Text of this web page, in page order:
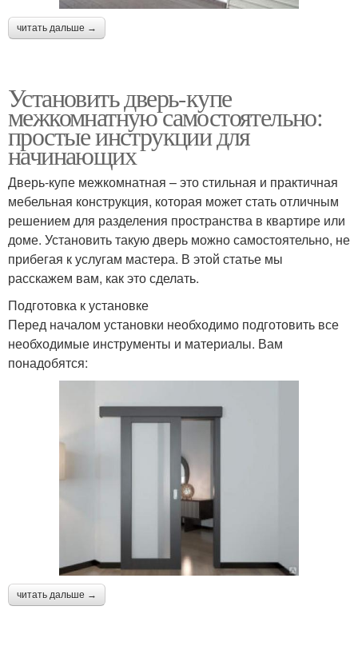
читать дальше →
Установить дверь-купе
межкомнатную самостоятельно:
простые инструкции для
начинающих
Дверь-купе межкомнатная – это стильная и практичная
мебельная конструкция, которая может стать отличным
решением для разделения пространства в квартире или
доме. Установить такую дверь можно самостоятельно, не
прибегая к услугам мастера. В этой статье мы
расскажем вам, как это сделать.
Подготовка к установке
Перед началом установки необходимо подготовить все
необходимые инструменты и материалы. Вам
понадобятся:
читать дальше →